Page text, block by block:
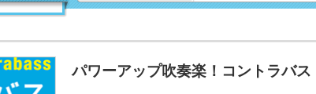
パワーアップ吹奏楽！コントラバス